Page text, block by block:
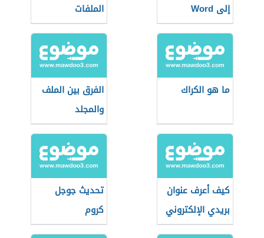
إلى Word
الملفات
ما هو الكراك
الفرق بين الملف
والمجلد
كيف أعرف عنوان
بريدي الإلكتروني
تحديث جوجل
كروم